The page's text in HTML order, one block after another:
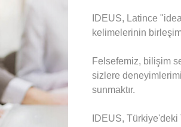
IDEUS, Latince
kelimelerinin
Felsefemiz, bilişim
sizlere
sunmaktır.
IDEUS,